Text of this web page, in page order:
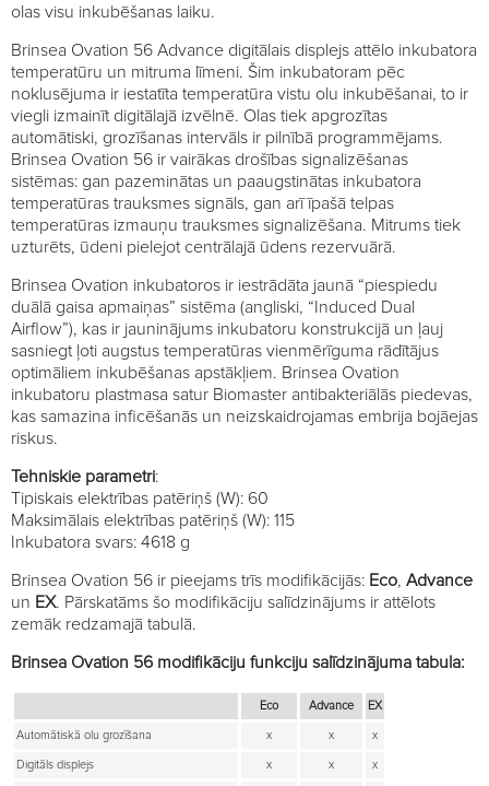
olas visu inkubēšanas laiku.
Brinsea Ovation 56 Advance digitālais displejs attēlo inkubatora
temperatūru un mitruma līmeni. Šim inkubatoram pēc
noklusējuma ir iestatīta temperatūra vistu olu inkubēšanai, to ir
viegli izmainīt digitālajā izvēlnē. Olas tiek apgrozītas
automātiski, grozīšanas intervāls ir pilnībā programmējams.
Brinsea Ovation 56 ir vairākas drošības signalizēšanas
sistēmas: gan pazeminātas un paaugstinātas inkubatora
temperatūras trauksmes signāls, gan arī īpašā telpas
temperatūras izmauņu trauksmes signalizēšana. Mitrums tiek
uzturēts, ūdeni pielejot centrālajā ūdens rezervuārā.
Brinsea Ovation inkubatoros ir iestrādāta jaunā “piespiedu
duālā gaisa apmaiņas” sistēma (angliski, “Induced Dual
Airflow”), kas ir jauninājums inkubatoru konstrukcijā un ļauj
sasniegt ļoti augstus temperatūras vienmērīguma rādītājus
optimāliem inkubēšanas apstākļiem. Brinsea Ovation
inkubatoru plastmasa satur Biomaster antibakteriālās piedevas,
kas samazina inficēšanās un neizskaidrojamas embrija bojāejas
riskus.
Tehniskie parametri:
Tipiskais elektrības patēriņš (W): 60
Maksimālais elektrības patēriņš (W): 115
Inkubatora svars: 4618 g
Brinsea Ovation 56 ir pieejams trīs modifikācijās: Eco, Advance
un EX. Pārskatāms šo modifikāciju salīdzinājums ir attēlots
zemāk redzamajā tabulā.
Brinsea Ovation 56 modifikāciju funkciju salīdzinājuma tabula:
Eco Advance EX
Automātiskā olu grozīšana x x x
Digitāls displejs x x x